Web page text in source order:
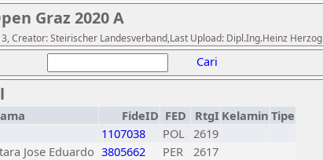
Graz 2020 A
Creator: Steirischer Landesverband,Last Upload: Dipl.Ing.Heinz Herzog
Cari
FideID FED RtgI Kelamin Tipe
1107038 POL 2619
Jose Eduardo 3805662 PER
2617